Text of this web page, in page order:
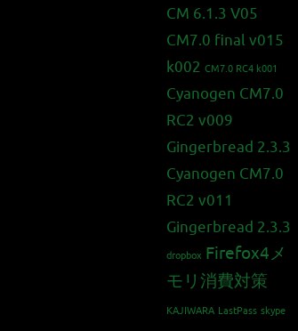
CM 6.1.3 V05
CM7.0 final v015
k002 CM7.0 RC4 k001
Cyanogen CM7.0
RC2 v009
Gingerbread 2.3.3
Cyanogen CM7.0
RC2 v011
Gingerbread 2.3.3
dropbox Firefox4メ
モリ消費対策
KAJIWARA LastPass skype